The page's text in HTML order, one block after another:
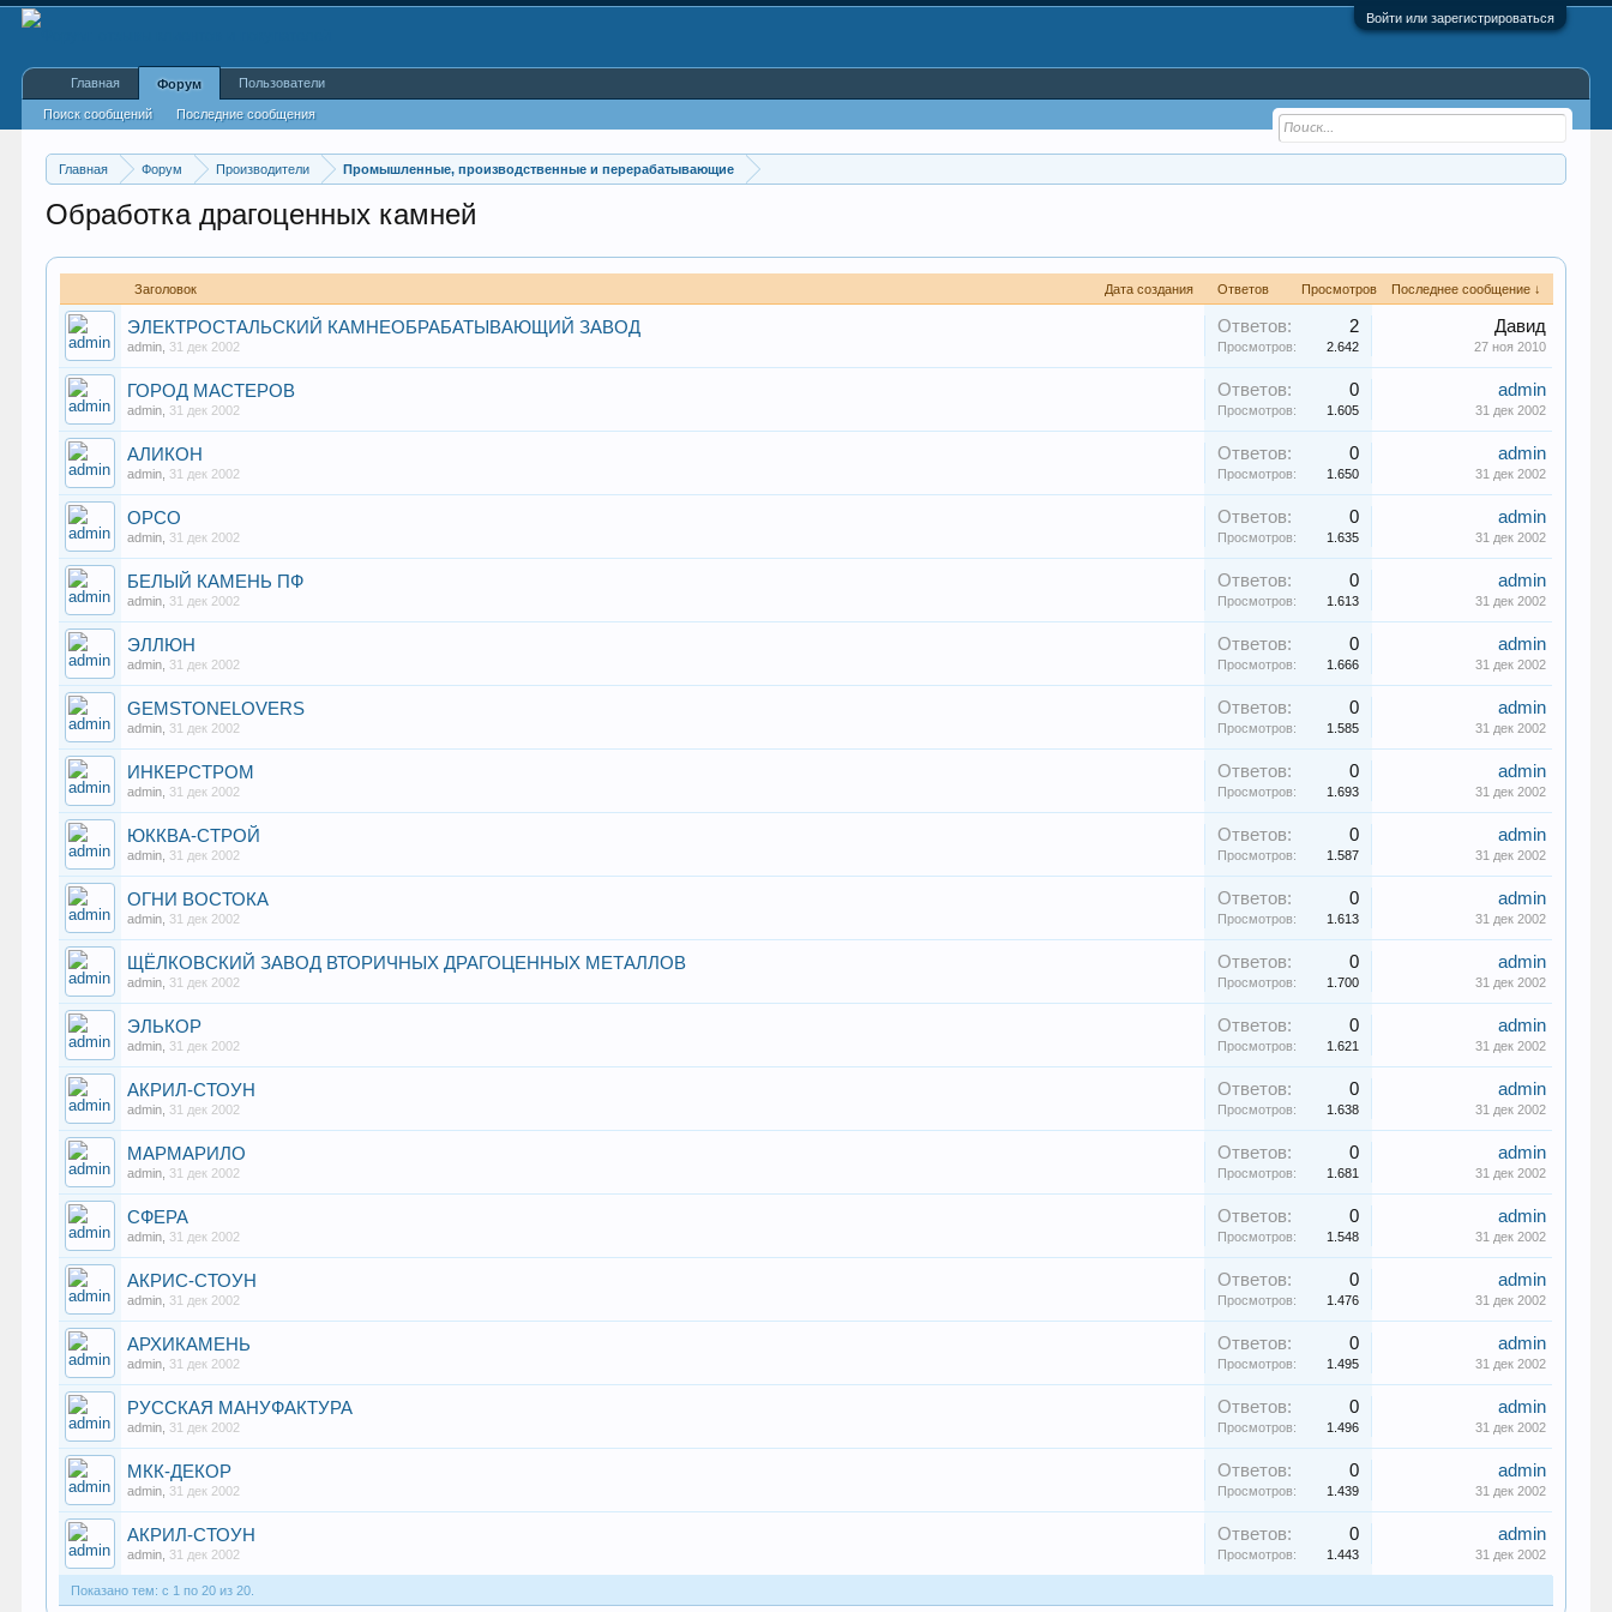
Войти или зарегистрироваться
Главная Форум Производители Промышленные, производственные и перерабатывающие
Обработка драгоценных камней
Заголовок Дата создания Ответов Просмотров Последнее сообщение ↓
ЭЛЕКТРОСТАЛЬСКИЙ КАМНЕОБРАБАТЫВАЮЩИЙ ЗАВОД
admin 31 дек 2002
Ответов: 2
Просмотров: 2.642
Давид
27 ноя 2010
ГОРОД МАСТЕРОВ
admin 31 дек 2002
Ответов: 0
Просмотров: 1.605
admin
31 дек 2002
АЛИКОН
admin 31 дек 2002
Ответов: 0
Просмотров: 1.650
admin
31 дек 2002
ОРСО
admin 31 дек 2002
Ответов: 0
Просмотров: 1.635
admin
31 дек 2002
БЕЛЫЙ КАМЕНЬ ПФ
admin 31 дек 2002
Ответов: 0
Просмотров: 1.613
admin
31 дек 2002
ЭЛЛЮН
admin 31 дек 2002
Ответов: 0
Просмотров: 1.666
admin
31 дек 2002
GEMSTONELOVERS
admin 31 дек 2002
Ответов: 0
Просмотров: 1.585
admin
31 дек 2002
ИНКЕРСТРОМ
admin 31 дек 2002
Ответов: 0
Просмотров: 1.693
admin
31 дек 2002
ЮККВА-СТРОЙ
admin 31 дек 2002
Ответов: 0
Просмотров: 1.587
admin
31 дек 2002
ОГНИ ВОСТОКА
admin 31 дек 2002
Ответов: 0
Просмотров: 1.613
admin
31 дек 2002
ЩЁЛКОВСКИЙ ЗАВОД ВТОРИЧНЫХ ДРАГОЦЕННЫХ МЕТАЛЛОВ
admin 31 дек 2002
Ответов: 0
Просмотров: 1.700
admin
31 дек 2002
ЭЛЬКОР
admin 31 дек 2002
Ответов: 0
Просмотров: 1.621
admin
31 дек 2002
АКРИЛ-СТОУН
admin 31 дек 2002
Ответов: 0
Просмотров: 1.638
admin
31 дек 2002
МАРМАРИЛО
admin 31 дек 2002
Ответов: 0
Просмотров: 1.681
admin
31 дек 2002
СФЕРА
admin 31 дек 2002
Ответов: 0
Просмотров: 1.548
admin
31 дек 2002
АКРИС-СТОУН
admin 31 дек 2002
Ответов: 0
Просмотров: 1.476
admin
31 дек 2002
АРХИКАМЕНЬ
admin 31 дек 2002
Ответов: 0
Просмотров: 1.495
admin
31 дек 2002
РУССКАЯ МАНУФАКТУРА
admin 31 дек 2002
Ответов: 0
Просмотров: 1.496
admin
31 дек 2002
МКК-ДЕКОР
admin 31 дек 2002
Ответов: 0
Просмотров: 1.439
admin
31 дек 2002
АКРИЛ-СТОУН
admin 31 дек 2002
Ответов: 0
Просмотров: 1.443
admin
31 дек 2002
Показано тем: с 1 по 20 из 20.
Главная Форум
Поиск сообщений Последние сообщения
Пользователи